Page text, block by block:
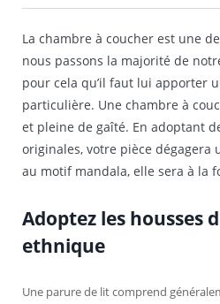
La chambre à coucher est une
nous passons la majorité de
pour cela qu’il faut lui apporter
particulière. Une chambre à
et pleine de gaîté. En adoptant
originales, votre pièce dégagera
au motif mandala, elle sera à la
Adoptez les housses
ethnique
Une parure de lit comprend